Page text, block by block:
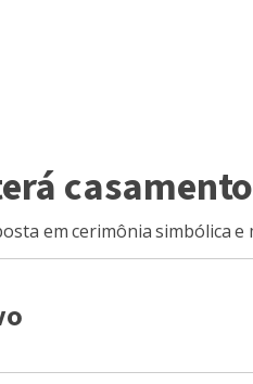
em cerimônia simbólica